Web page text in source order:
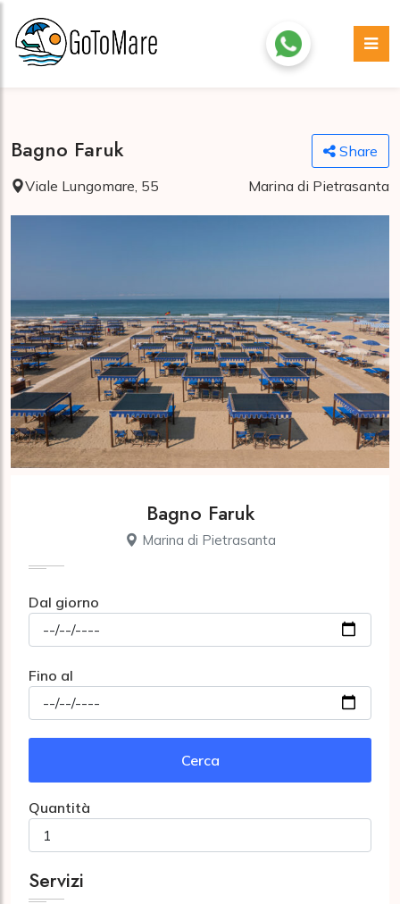
Bagno Faruk
Share
Viale Lungomare, 55
Marina di Pietrasanta
Bagno Faruk
Marina di Pietrasanta
Dal giorno
Fino al
Cerca
Quantità
Servizi